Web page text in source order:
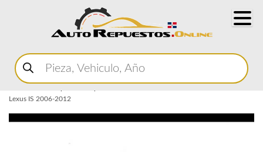
Buscar
productos
Lexus IS 2006-2012